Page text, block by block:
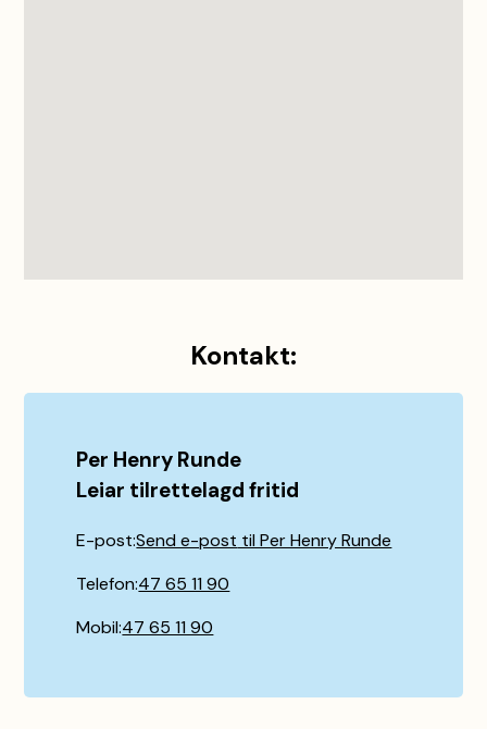
Kontakt:
Per Henry Runde
Leiar tilrettelagd fritid
E-postSend e-post til Per Henry Runde
Telefon47 65 11 90
Mobil47 65 11 90